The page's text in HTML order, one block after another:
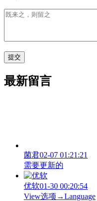
最新留言
菌君02-07 01:21:21
需要更新的
优软01-30 00:20:54
View‌选项→Language